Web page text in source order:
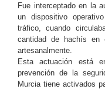
Fue interceptado en la
un dispositivo
tráfico, cuando
cantidad de hachís en
artesanalmente.
Esta actuación está
prevención de la
Murcia tiene activados